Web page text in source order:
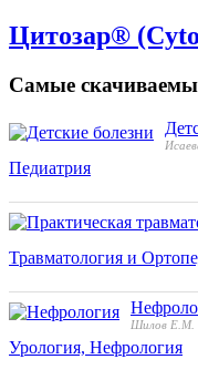
Цитозар®
Самые
Педиатрия
Травматология и
Шилов Е.М.
Урология, Нефрология